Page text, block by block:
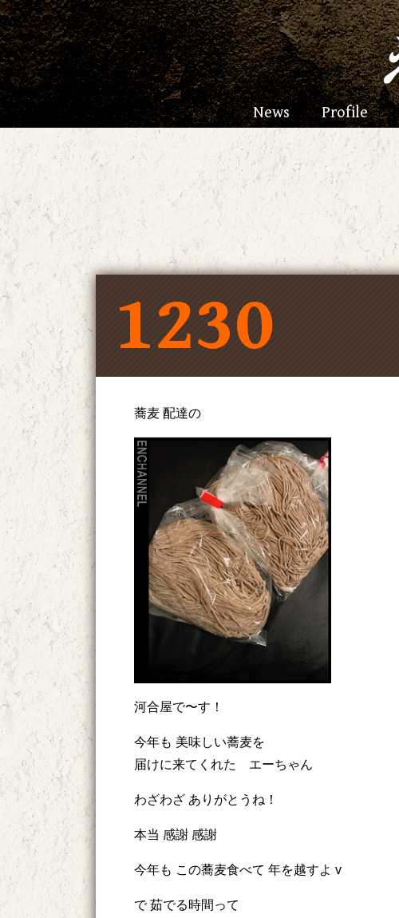
News Profile
1230
蕎麦 配達の
河合屋で〜す！
今年も 美味しい蕎麦を
届けに来てくれた エーちゃん
わざわざ ありがとうね！
本当 感謝 感謝
今年も この蕎麦食べて 年を越すよ v
で 茹でる時間って